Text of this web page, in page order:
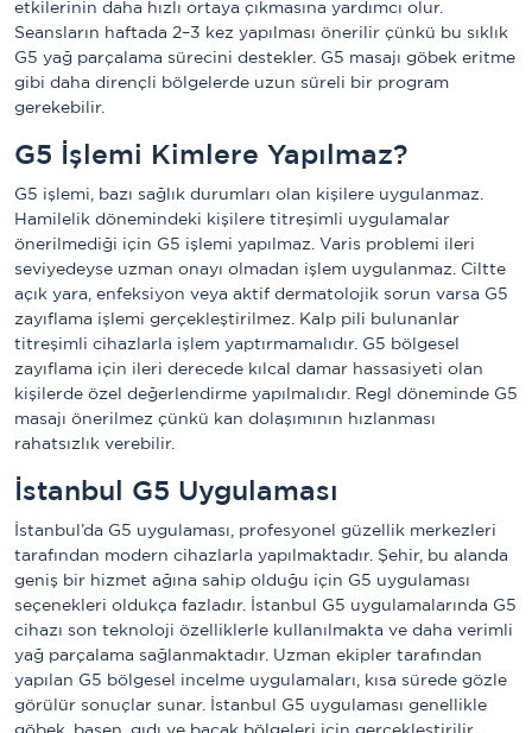
etkilerinin daha hızlı ortaya çıkmasına yardımcı olur.
Seansların haftada 2–3 kez yapılması önerilir çünkü bu sıklık
G5 yağ parçalama sürecini destekler. G5 masajı göbek eritme
gibi daha dirençli bölgelerde uzun süreli bir program
gerekebilir.
G5 İşlemi Kimlere Yapılmaz?
G5 işlemi, bazı sağlık durumları olan kişilere uygulanmaz.
Hamilelik dönemindeki kişilere titreşimli uygulamalar
önerilmediği için G5 işlemi yapılmaz. Varis problemi ileri
seviyedeyse uzman onayı olmadan işlem uygulanmaz. Ciltte
açık yara, enfeksiyon veya aktif dermatolojik sorun varsa G5
zayıflama işlemi gerçekleştirilmez. Kalp pili bulunanlar
titreşimli cihazlarla işlem yaptırmamalıdır. G5 bölgesel
zayıflama için ileri derecede kılcal damar hassasiyeti olan
kişilerde özel değerlendirme yapılmalıdır. Regl döneminde G5
masajı önerilmez çünkü kan dolaşımının hızlanması
rahatsızlık verebilir.
İstanbul G5 Uygulaması
İstanbul’da G5 uygulaması, profesyonel güzellik merkezleri
tarafından modern cihazlarla yapılmaktadır. Şehir, bu alanda
geniş bir hizmet ağına sahip olduğu için G5 uygulaması
seçenekleri oldukça fazladır. İstanbul G5 uygulamalarında G5
cihazı son teknoloji özelliklerle kullanılmakta ve daha verimli
yağ parçalama sağlanmaktadır. Uzman ekipler tarafından
yapılan G5 bölgesel incelme uygulamaları, kısa sürede gözle
görülür sonuçlar sunar. İstanbul G5 uygulaması genellikle